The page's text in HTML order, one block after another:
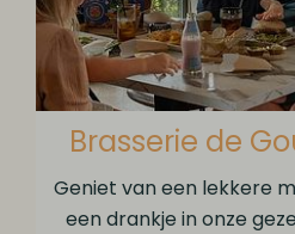
Brasserie de
Geniet van een lekkere
een drankje in onze